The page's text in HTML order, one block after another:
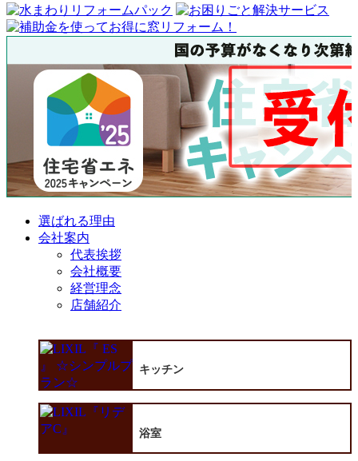
選ばれる理由
会社案内
代表挨拶
会社概要
経営理念
店舗紹介
キッチン
浴室